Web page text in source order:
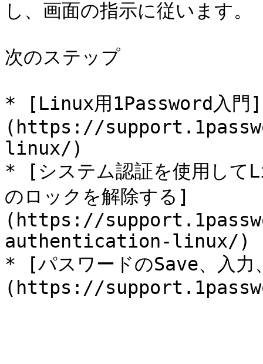
し、画面の指示に従います。
次のステップ
* [Linux用1Password入門]
(https://
linux/)
* [システム認証を使用して
のロックを解除する]
(https://
authentication-linux/)
* [パスワードのSave、入力